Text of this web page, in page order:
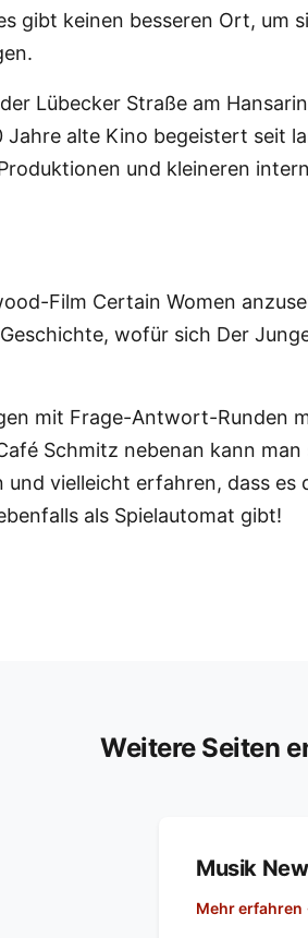
gibt keinen besseren Ort, um
Lübecker Straße am
Jahre alte Kino begeistert seit
und kleineren
Film Certain Women
wofür sich Der
mit Frage-Antwort-Runden
Schmitz nebenan kann man
vielleicht erfahren, dass es
als Spielautomat gibt!
Weitere Seiten
Musik
Mehr erfahren